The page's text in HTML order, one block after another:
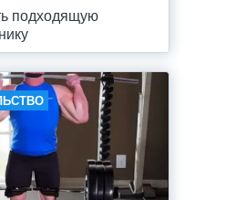
подходящую